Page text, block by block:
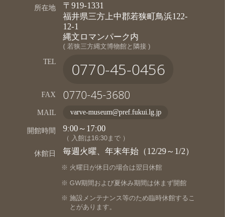
所在地
〒919-1331
福井県三方上中郡若狭町鳥浜122-
12-1
縄文ロマンパーク内
( 若狭三方縄文博物館と隣接 )
TEL 0770-45-0456
FAX 0770-45-3680
MAIL varve-museum@pref.fukui.lg.jp
開館時間 9:00～17:00
（ 入館は16:30まで ）
休館日 毎週火曜、年末年始（12/29～1/2）
火曜日が休日の場合は翌日休館
GW期間および夏休み期間は休まず開館
施設メンテナンス等のため臨時休館するこ
とがあります。